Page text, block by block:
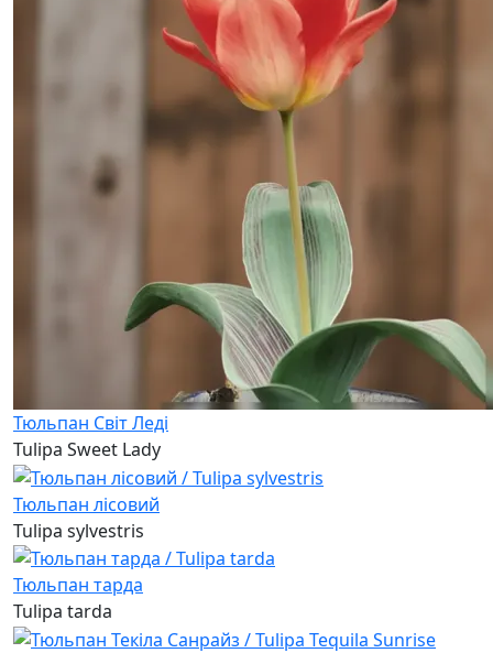
Тюльпан Світ Леді
Tulipa Sweet Lady
Тюльпан лісовий
Tulipa sylvestris
Тюльпан тарда
Tulipa tarda